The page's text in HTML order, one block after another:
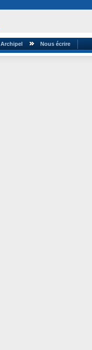
Archipel Nous écrire